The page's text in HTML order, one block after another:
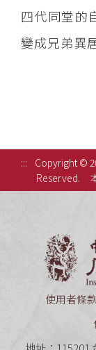
四代同堂的
變成兄弟異
:::
Copyright ©
Reserved.
使用者條